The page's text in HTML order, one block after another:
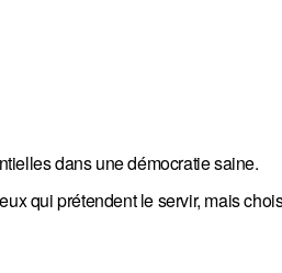
dans une démocratie saine.
qui prétendent le servir, mais